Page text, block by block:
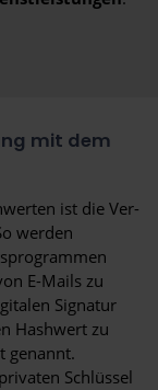
mit dem
ist die Ver-
werden
E-Mails zu
Signatur
Hashwert zu
genannt.
Schlüssel